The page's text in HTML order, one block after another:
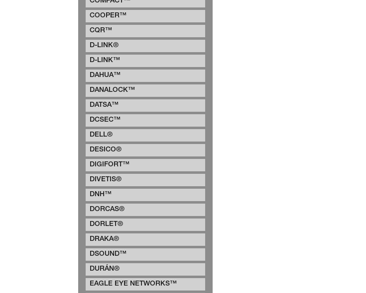
COOPER™
CQR™
D-LINK®
D-LINK™
DAHUA™
DANALOCK™
DATSA™
DCSEC™
DELL®
DESICO®
DIGIFORT™
DIVETIS®
DNH™
DORCAS®
DORLET®
DRAKA®
DSOUND™
DURÁN®
EAGLE EYE NETWORKS™